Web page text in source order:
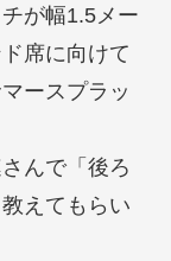
が幅1.5メー
席に向けて
ースプラッ
んで「後ろ
えてもらい